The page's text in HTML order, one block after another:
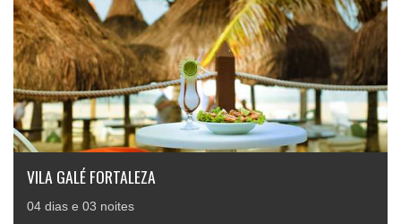
VILA GALÉ FORTALEZA
04 dias e 03 noites